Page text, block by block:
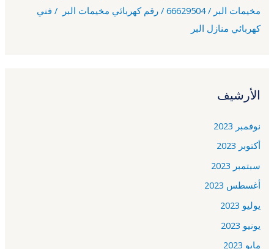
مخيمات البر / 66629504 / رقم كهربائي مخيمات البر / فني
كهربائي منازل البر
الأرشيف
نوفمبر 2023
أكتوبر 2023
سبتمبر 2023
أغسطس 2023
يوليو 2023
يونيو 2023
مايو 2023